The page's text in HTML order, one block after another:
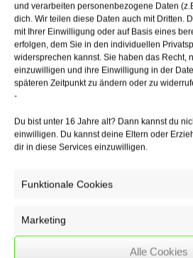
und verarbeiten personenbezogene Daten
dich. Wir teilen diese Daten auch mit Dritten.
mit Ihrer Einwilligung oder auf Basis eines
erfolgen, dem Sie in den individuellen
widersprechen kannst. Sie haben das Recht,
einzuwilligen und ihre Einwilligung in der
späteren Zeitpunkt zu ändern oder zu
-
Du bist unter 16 Jahre alt? Dann kannst du
einwilligen. Du kannst deine Eltern oder
dir in diese Services einzuwilligen.
Funktionale Cookies
Marketing
Alle Cookies
man eine Meinungsäußerung eines
als unzulässig einstuft, wenn sie
nicht (vollständig oder überwiegend) auf
beruht, würde man der grundrechtlich
Bewertenden von vornherein ein
den Grundrechten des Verkäufers. Ferner
Schmähkritik durch die Bewertung
wssk-admin